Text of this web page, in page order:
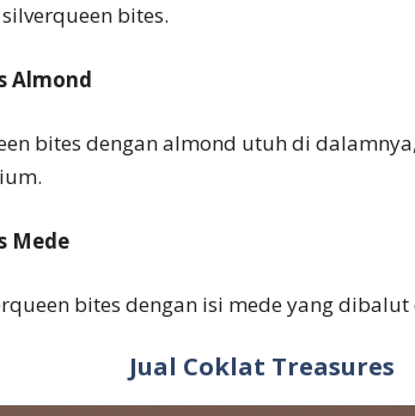
bites.
Almond
bites dengan almond utuh di
Mede
bites dengan isi mede yang
Jual Coklat Treasures